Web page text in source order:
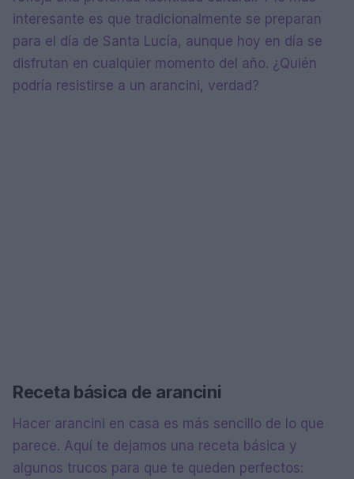
interesante es que tradicionalmente se preparan
para el día de Santa Lucía, aunque hoy en día se
disfrutan en cualquier momento del año. ¿Quién
podría resistirse a un arancini, verdad?
Receta básica de arancini
Hacer arancini en casa es más sencillo de lo que
parece. Aquí te dejamos una receta básica y
algunos trucos para que te queden perfectos: